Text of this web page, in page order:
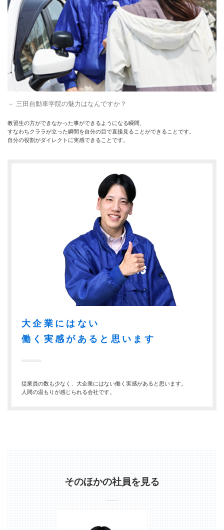
三田自動車学院の魅力はなんですか？
教習生の方ができなかった事ができるようになる瞬間、
すなわちクララが立った瞬間を自分の目で直接見ることができることです。
自分の役割がダイレクトに実感できることです。
大企業にはない
働く実感があると思います
従業員の数も少なく、大企業にはない働く実感があると思います。
人間の温もりが感じられる会社です。
そのほかの社員を見る